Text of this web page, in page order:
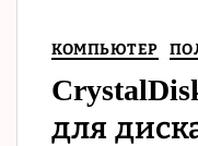
КОМПЬЮТЕР
для